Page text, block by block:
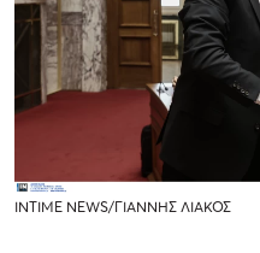
INTIME NEWS/ΓΙΑΝΝΗΣ ΛΙΑΚΟΣ